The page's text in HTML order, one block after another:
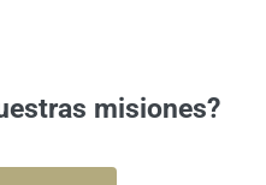
misiones?